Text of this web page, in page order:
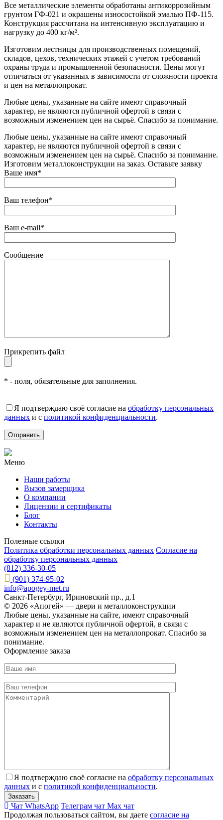
Все металлические элементы обработаны антикоррозийным
грунтом ГФ-021 и окрашены износостойкой эмалью ПФ-115.
Конструкция рассчитана на интенсивную эксплуатацию и
нагрузку до 400 кг/м².
Изготовим лестницы для производственных помещений,
складов, цехов, технических этажей с учетом требований
охраны труда и промышленной безопасности. Цены могут
отличаться от указанных в зависимости от сложности проекта
и цен на металлопрокат.
Любые цены, указанные на сайте имеют справочный
характер, не являются публичной офертой в связи с
возможным изменением цен на сырьё. Спасибо за понимание.
Любые цены, указанные на сайте имеют справочный
характер, не являются публичной офертой в связи с
возможным изменением цен на сырьё. Спасибо за понимание.
Изготовим металлоконструкции на заказ. Оставьте заявку
Ваше имя*
Ваш телефон*
Ваш e-mail*
Сообщение
Прикрепить файл
* - поля, обязательные для заполнения.
Я подтверждаю своё согласие на обработку персональных
данных и с политикой конфиденциальности.
Меню
Наши работы
Вызов замерщика
О компании
Лицензии и сертификаты
Блог
Контакты
Полезные ссылки
Политика обработки персональных данных Согласие на
обработку персональных данных
(812) 336-30-05
(901) 374-95-02
info@apogey-met.ru
Санкт-Петербург, Ириновский пр., д.1
© 2026 «Апогей» — двери и металлоконструкции
Любые цены, указанные на сайте, имеют справочный
характер и не являются публичной офертой, в связи с
возможным изменением цен на металлопрокат. Спасибо за
понимание.
Оформление заказа
Я подтверждаю своё согласие на обработку персональных
данных и с политикой конфиденциальности.
Чат WhatsApp Телеграм чат Max чат
Продолжая пользоваться сайтом, вы даете согласие на